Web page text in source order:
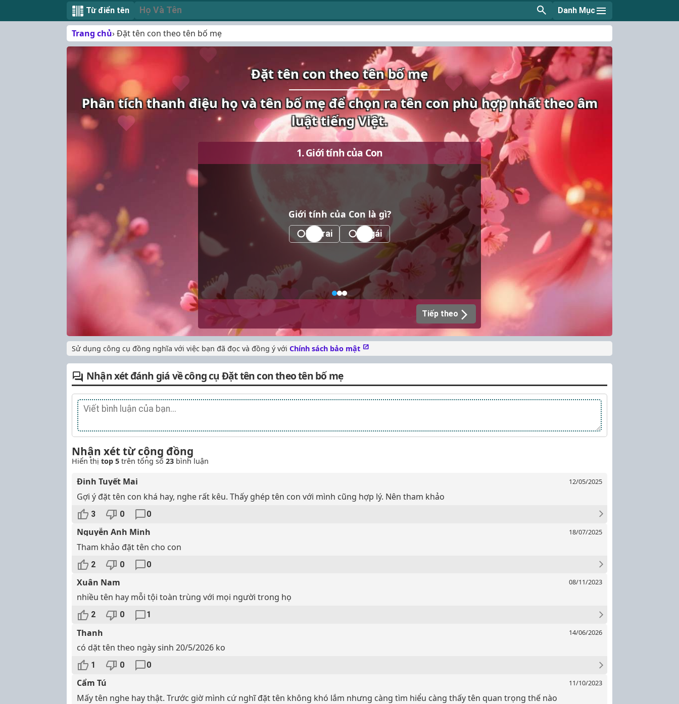
Từ điển tên Danh Mục
Trang chủ Đặt tên con theo tên bố mẹ
Đặt tên con theo tên bố mẹ
Phân tích thanh điệu họ và tên bố mẹ để chọn ra tên con phù hợp nhất theo âm
luật tiếng Việt.
1. Giới tính của Con
Giới tính của Con là gì?
Bé trai Bé gái
Tiếp theo
Tên đầy đủ và viết có dấu
Họ và tên
Tên đầy đủ và viết có dấu
Họ và tên
Sử dụng công cụ đồng nghĩa với việc bạn đã đọc và đồng ý với Chính sách bảo mật
Nhận xét đánh giá về công cụ Đặt tên con theo tên bố mẹ
Nhận xét từ cộng đồng
Hiển thị top 5 trên tổng số 23 bình luận
Đinh Tuyết Mai 12/05/2025
Gợi ý đặt tên con khá hay, nghe rất kêu. Thấy ghép tên con với mình cũng hợp lý. Nên tham khảo
3 0 0
Nguyễn Anh Minh 18/07/2025
Tham khảo đặt tên cho con
2 0 0
Xuân Nam 08/11/2023
nhiều tên hay mỗi tội toàn trùng với mọi người trong họ
2 0 1
Thanh 14/06/2026
có dặt tên theo ngày sinh 20/5/2026 ko
1 0 0
Cẩm Tú 11/10/2023
Mấy tên nghe hay thật. Trước giờ mình cứ nghĩ đặt tên không khó lắm nhưng càng tìm hiểu càng thấy tên quan trọng thế nào